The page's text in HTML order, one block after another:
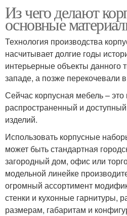
Из чего делают
основные
Технология производства
насчитывает долгие годы
интерьерные объекты данного
западе, а позже перекочевали
Сейчас корпусная мебель –
распространенный и
изделий.
Использовать корпусные
может быть стандартная
загородный дом, офис или
модельной линейке
огромный ассортимент
стенки и кухонные гарнитуры,
размерам, габаритам и